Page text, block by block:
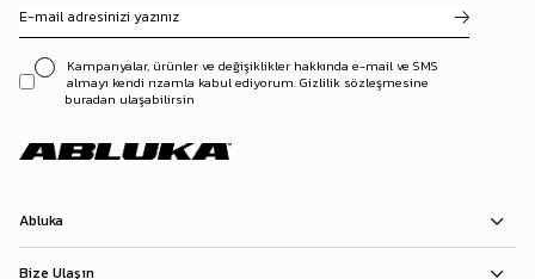
Kampanyalar, ürünler ve değişiklikler hakkında e-mail ve SMS
almayı kendi rızamla kabul ediyorum. Gizlilik sözleşmesine
buradan ulaşabilirsin
Abluka
Bize Ulaşın